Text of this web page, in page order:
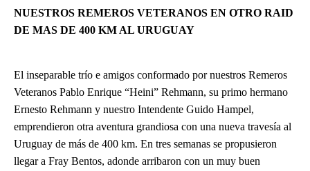
NUESTROS REMEROS VETERANOS EN OTRO RAID
DE MAS DE 400 KM AL URUGUAY
El inseparable trío e amigos conformado por nuestros Remeros
Veteranos Pablo Enrique “Heini” Rehmann, su primo hermano
Ernesto Rehmann y nuestro Intendente Guido Hampel,
emprendieron otra aventura grandiosa con una nueva travesía al
Uruguay de más de 400 km. En tres semanas se propusieron
llegar a Fray Bentos, adonde arribaron con un muy buen